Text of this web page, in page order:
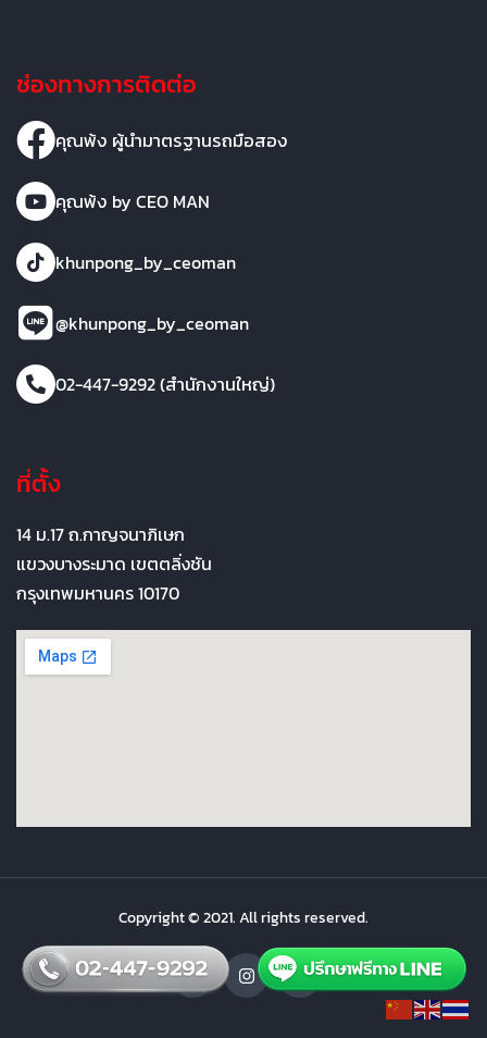
ช่องทางการติดต่อ
คุณพ้ง ผู้นำมาตรฐานรถมือสอง
คุณพ้ง by CEO MAN
khunpong_by_ceoman
@khunpong_by_ceoman
02-447-9292 (สำนักงานใหญ่)
ที่ตั้ง
14 ม.17 ถ.กาญจนาภิเษก
แขวงบางระมาด เขตตลิ่งชัน
กรุงเทพมหานคร 10170
Copyright © 2021. All rights reserved.